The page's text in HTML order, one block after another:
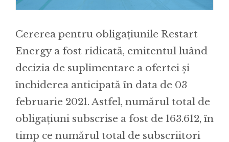
Cererea pentru obligațiunile Restart
Energy a fost ridicată, emitentul luând
decizia de suplimentare a ofertei și
închiderea anticipată în data de 03
februarie 2021. Astfel, numărul total de
obligațiuni subscrise a fost de 163.612, în
timp ce numărul total de subscriitori